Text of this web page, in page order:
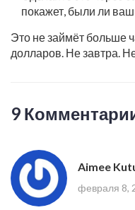
покажет, были ли
Это не займёт больше
долларов. Не завтра.
9
Aimee
февраля 8,